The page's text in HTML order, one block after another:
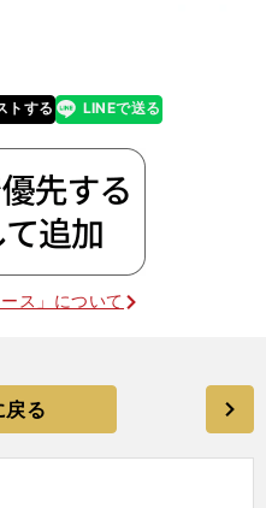
トする
line LINEで送る
ス」について
戻る